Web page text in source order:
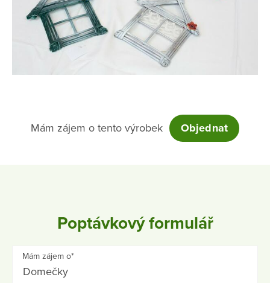
Mám zájem o tento výrobek Objednat
Poptávkový formulář
Mám zájem o*